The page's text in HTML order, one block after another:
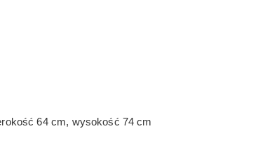
64 cm, wysokość 74 cm